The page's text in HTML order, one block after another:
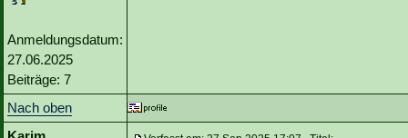
Anmeldungsdatum:
27.06.2025
Beiträge: 7
Nach oben